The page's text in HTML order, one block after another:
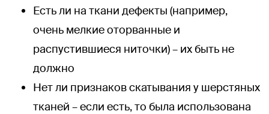
Есть ли на ткани дефекты (например,
очень мелкие оторванные и
распустившиеся ниточки) – их быть не
должно
Нет ли признаков скатывания у шерстяных
тканей – если есть, то была использована